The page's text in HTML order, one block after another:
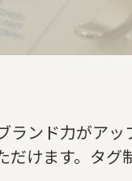
ランド力がア
だけます。タ